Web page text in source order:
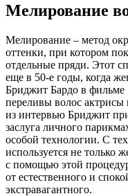
Мелирование
Мелирование – метод
оттенки, при котором
отдельные пряди. Этот
еще в 50-е годы, когда
Бриджит Бардо в
переливы волос
из интервью Бриджит
заслуга личного
особой технологии. С
используется не
с помощью этой
от естественного и
экстравагантного.